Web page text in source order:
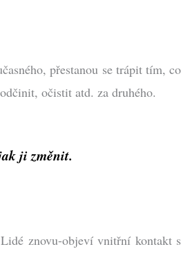
přestanou se trápit tím, co
očistit atd. za druhého.
ji změnit.
znovu-objeví vnitřní kontakt s